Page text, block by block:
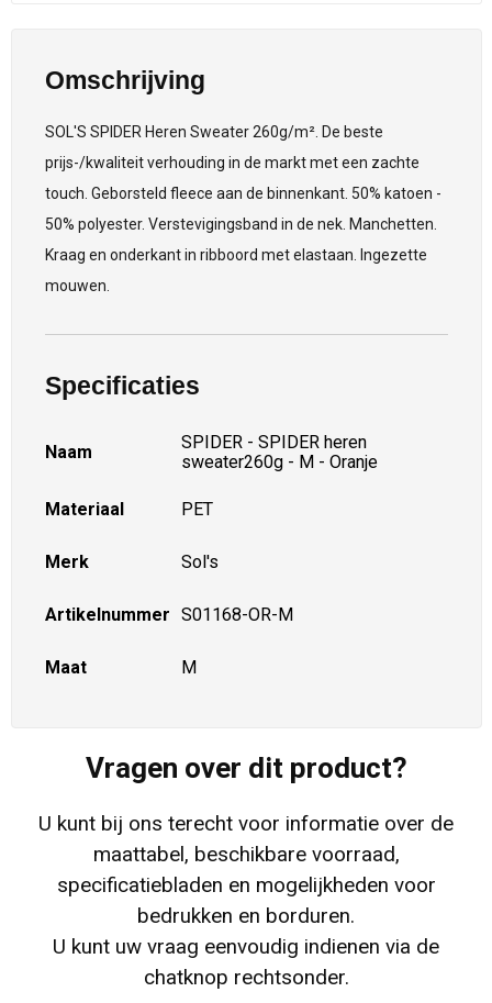
Omschrijving
SOL'S SPIDER Heren Sweater 260g/m². De beste
prijs-/kwaliteit verhouding in de markt met een zachte
touch. Geborsteld fleece aan de binnenkant. 50% katoen -
50% polyester. Verstevigingsband in de nek. Manchetten.
Kraag en onderkant in ribboord met elastaan. Ingezette
mouwen.
Specificaties
Naam
SPIDER - SPIDER heren
sweater260g - M - Oranje
Materiaal PET
Merk Sol's
Artikelnummer S01168-OR-M
Maat M
Vragen over dit product?
U kunt bij ons terecht voor informatie over de
maattabel, beschikbare voorraad,
specificatiebladen en mogelijkheden voor
bedrukken en borduren.
U kunt uw vraag eenvoudig indienen via de
chatknop rechtsonder.